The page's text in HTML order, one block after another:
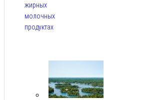
жирных
молочных
продуктах